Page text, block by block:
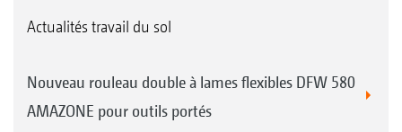
Actualités travail du sol
Nouveau rouleau double à lames flexibles DFW 580
AMAZONE pour outils portés